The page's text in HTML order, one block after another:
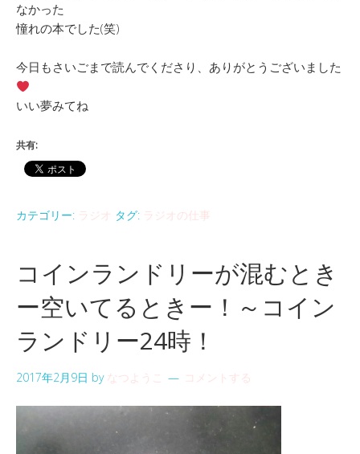
なかった
憧れの本でした(笑)
今日もさいごまで読んでくださり、ありがとうございました
いい夢みてね
共有:
カテゴリー: ラジオ タグ: ラジオの仕事
コインランドリーが混むとき
ー空いてるときー！～コイン
ランドリー24時！
2017年2月9日 by なつようこ コメントする